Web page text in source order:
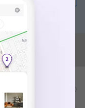
글 보러가기